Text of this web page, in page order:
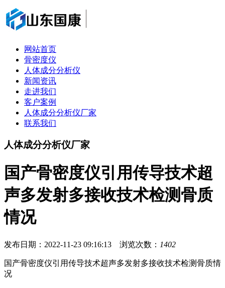
网站首页
骨密度仪
人体成分分析仪
新闻资讯
走进我们
客户案例
人体成分分析仪厂家
联系我们
人体成分分析仪厂家
国产骨密度仪引用传导技术超
声多发射多接收技术检测骨质
情况
发布日期：2022-11-23 09:16:13 浏览次数： 1402
国产骨密度仪引用传导技术超声多发射多接收技术检测骨质情
况